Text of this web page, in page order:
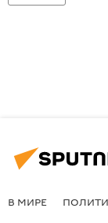
В МИРЕ